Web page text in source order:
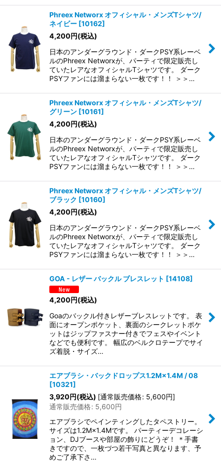
Phreex Networx オフィシャル・メンズTシャツ/
ネイビー [10162]
4,200円(税込)
日本のアンダーグラウンド・ダークPSY系レーベ
ルのPhreex Networxが、パーティで限定販売し
ていたレアなオフィシャルTシャツです。 ダーク
PSYファンには溜まらない一枚です！！ ＞＞…
Phreex Networx オフィシャル・メンズTシャツ/
グリーン [10161]
4,200円(税込)
日本のアンダーグラウンド・ダークPSY系レーベ
ルのPhreex Networxが、パーティで限定販売し
ていたレアなオフィシャルTシャツです。 ダーク
PSYファンには溜まらない一枚です！！ ＞＞…
Phreex Networx オフィシャル・メンズTシャツ/
ブラック [10160]
4,200円(税込)
日本のアンダーグラウンド・ダークPSY系レーベ
ルのPhreex Networxが、パーティで限定販売し
ていたレアなオフィシャルTシャツです。 ダーク
PSYファンには溜まらない一枚です！！ ＞＞…
GOA - レザー バックル ブレスレット [14108]
4,200円(税込)
Goaのバックル付きレザーブレスレットです。 表
面にオープンポケット、裏面のシークレットポケ
ットはジップファスナー付きでフェスやイベント
などでも便利です。 幅広のベルクロテープでサイ
ズ着脱・サイズ…
エアブラシ・バックドロップス1.2M×1.4M / 08
[10321]
3,920円(税込) [通常販売価格: 5,600円]
通常販売価格: 5,600円
エアブラシでペインティングしたタペストリー。
サイズは1.2M×1.4Mです。 パーティーデコレーシ
ョン、DJブースや部屋の飾りにどうぞ！ ＊手書
きですので、一枚づつ若干写真と異なります、予
めご了承下さ…